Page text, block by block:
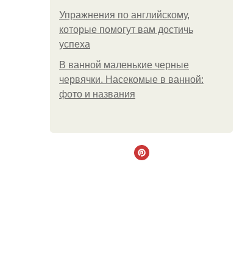
Упражнения по английскому,
которые помогут вам достичь
успеха
В ванной маленькие черные
червячки. Насекомые в ванной:
фото и названия